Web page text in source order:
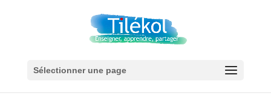
Sélectionner une page